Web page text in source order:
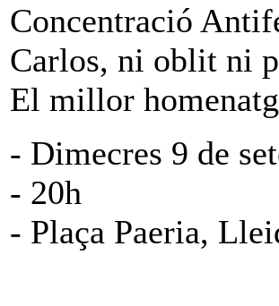
Concentració
Carlos, ni oblit ni
El millor
- Dimecres 9 de
- 20h
- Plaça Paeria,